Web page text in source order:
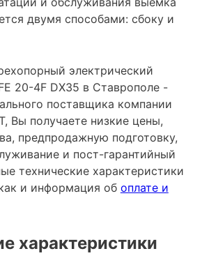
двумя способами: сбоку и
электрический
20-4F DX35 в Ставрополе -
поставщика компании
получаете низкие цены,
предпродажную подготовку,
и пост-гарантийный
технические характеристики
и информация об оплате и
характеристики